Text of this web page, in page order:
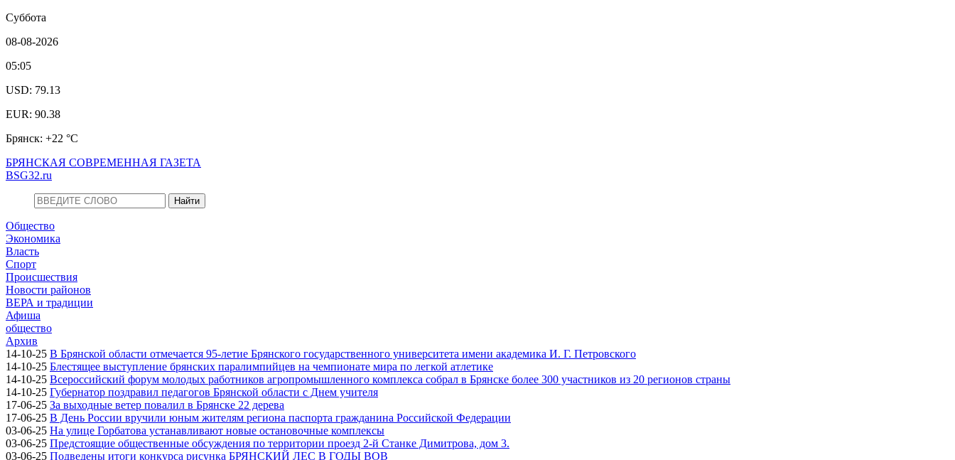
Суббота
08-08-2026
05:05
USD: 79.13
EUR: 90.38
Брянск: +22 °С
БРЯНСКАЯ СОВРЕМЕННАЯ ГАЗЕТА
BSG32.ru
Общество
Экономика
Власть
Спорт
Происшествия
Новости районов
ВЕРА и традиции
Афиша
общество
Архив
14-10-25 В Брянской области отмечается 95-летие Брянского государственного университета имени академика И. Г. Петровского
14-10-25 Блестящее выступление брянских паралимпийцев на чемпионате мира по легкой атлетике
14-10-25 Всероссийский форум молодых работников агропромышленного комплекса собрал в Брянске более 300 участников из 20 регионов страны
14-10-25 Губернатор поздравил педагогов Брянской области с Днем учителя
17-06-25 За выходные ветер повалил в Брянске 22 дерева
17-06-25 В День России вручили юным жителям региона паспорта гражданина Российской Федерации
03-06-25 На улице Горбатова устанавливают новые остановочные комплексы
03-06-25 Предстоящие общественные обсуждения по территории проезд 2-й Станке Димитрова, дом 3.
03-06-25 Подведены итоги конкурса рисунка БРЯНСКИЙ ЛЕС В ГОДЫ ВОВ